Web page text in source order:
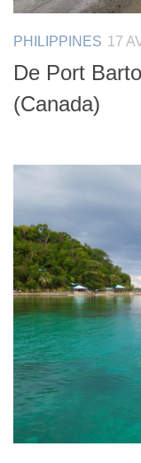
PHILIPPINES 17
De Port
(Canada)